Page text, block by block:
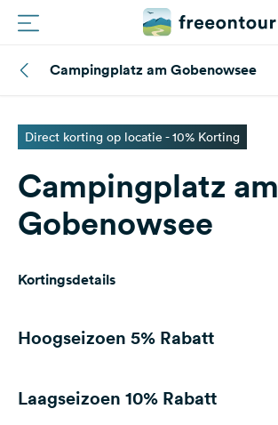
Routes
Campings
Magazine
Partners
Registreren
Vragen &
Campingplatz am Gobenowsee
Direct korting op locatie - 10% Korting
Campingplatz am
Gobenowsee
Kortingsdetails
Hoogseizoen 5% Rabatt
Laagseizoen 10% Rabatt